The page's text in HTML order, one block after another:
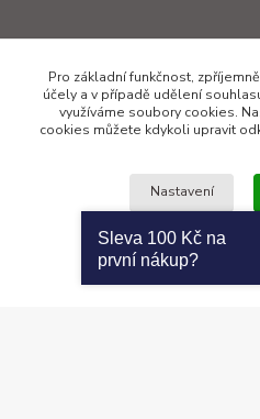
Pro základní funkčnost,
účely a v případě udělení
využíváme soubory cookies.
cookies můžete kdykoli upravit
Nastavení
Souhlas můžete
Sleva 100 Kč na
první nákup?